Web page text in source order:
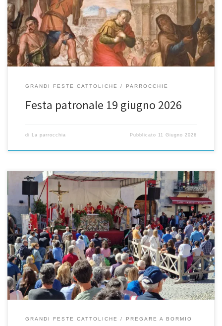
ore 10.30 con don Ilario Gaggini Ore 12.30 Pranzo aperto a tutti
presso Osteria MontanaVia Mulino 7 S.Lucia Valdisottoiscrizoni al
pranzo Prenotazione entro […]
GRANDI FESTE CATTOLICHE PARROCCHIE
Festa patronale 19 giugno 2026
di La parrocchia Pubblicato 11 Giugno 2026
Il trasporto del S. Crocifisso di Combo in Bormio: trasporto del
cuore! È una tradizione che coinvolge la comunità di Bormio e le
valli circostanti in un profondo atto di fede. Da secoli è la
processione del Santo Crocifisso, solennemente portato tra le vie
del paese, che mostra pubblicamente la […]
GRANDI FESTE CATTOLICHE PREGARE A BORMIO